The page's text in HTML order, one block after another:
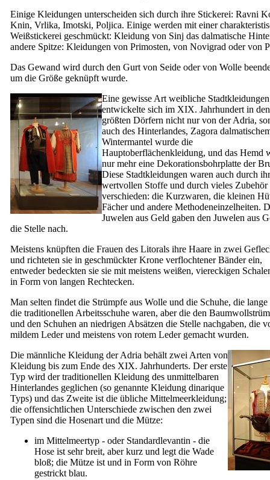
Einige Kleidungen unterscheiden sich durch ihre Stickerei: Ravni
Knin, Vrlika, Imotski, Poljica. Einige werden mit einer
Weißstickerei geschmückt: Kleidung von Sinj das dalmatische
andere Spitze: Kleidungen von Primosten, von Novigrad oder von
Das Gewand wird durch den Gurt von Seide oder von Wolle
um die Größe geknüpft wurde.
Eine gewisse Art weibliche Stadtkleidungen
entwickelte sich im XIX. Jahrhundert in den
größten Dörfern nicht nur von der Adria,
auch des Hinterlandes, Zagora
Wintermantel wurde die
Hauptoberflächenkleidung, und das Hemd
nur mehr eine Dekorationsbohrplatte der
Diese Stadtkleidungen waren auch durch
wertvollen Stoffe und durch vieles Zubehör
verschieden: die Kurzwaren, die kleinen
Fächer und andere Methodeneinzelheiten.
Juwelen aus Geld gaben den Juwelen aus
die Stelle nach.
Meistens knüpften die Frauen des Litorals ihre Haare in zwei
und richteten sie in geschmückter Krone verflochtener Bänder ein,
entweder bedeckten sie sie mit meistens weißen, viereckigen
in Form von langen Rechtecken.
Man selten findet die Strümpfe aus Wolle und die Schuhe, die
die traditionellen Arbeitsschuhe waren, aber die den
und den Schuhen an niedrigen Absätzen die Stelle nachgaben, die
mildem Leder und meistens von rotem Leder gemacht wurden.
Die männliche Kleidung der Adria behält zwei Arten von
Kleidung bis zum Ende des XIX. Jahrhunderts. Der erste
Typ wird der traditionellen Kleidung des unmittelbaren
Hinterlandes geglichen (so genannte Kleidung dinarique
Typs) und das Zweite ist die übliche Mittelmeerkleidung;
die offensichtlichen Unterschiede zwischen den zwei
Typen sind die Hosenart und die Mütze:
im Mittelmeertyp - oder Standardlevantin - die
Hose ist sehr breit, aber kurz und legt die Wade
bloß; die Mütze ist und in Form von Röhre
gestrickt blau.